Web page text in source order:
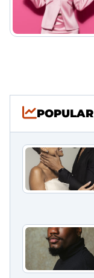
POPULAR